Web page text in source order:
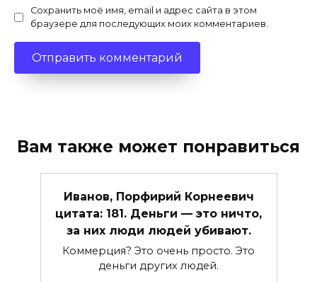
Сохранить моё имя, email и адрес сайта в этом
браузере для последующих моих комментариев.
Вам также может понравиться
Иванов, Порфирий Корнеевич
цитата: 181. Деньги — это ничто,
за них люди людей убивают.
Коммерция? Это очень просто. Это
деньги других людей.